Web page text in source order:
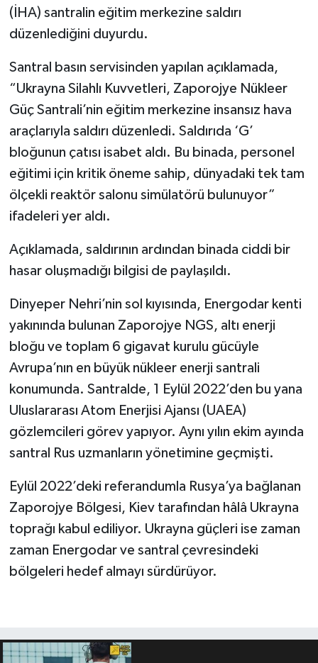
(İHA) santralin eğitim merkezine saldırı
düzenlediğini duyurdu.
Santral basın servisinden yapılan açıklamada,
“Ukrayna Silahlı Kuvvetleri, Zaporojye Nükleer
Güç Santrali’nin eğitim merkezine insansız hava
araçlarıyla saldırı düzenledi. Saldırıda ‘G’
bloğunun çatısı isabet aldı. Bu binada, personel
eğitimi için kritik öneme sahip, dünyadaki tek tam
ölçekli reaktör salonu simülatörü bulunuyor”
ifadeleri yer aldı.
Açıklamada, saldırının ardından binada ciddi bir
hasar oluşmadığı bilgisi de paylaşıldı.
Dinyeper Nehri’nin sol kıyısında, Energodar kenti
yakınında bulunan Zaporojye NGS, altı enerji
bloğu ve toplam 6 gigavat kurulu gücüyle
Avrupa’nın en büyük nükleer enerji santrali
konumunda. Santralde, 1 Eylül 2022’den bu yana
Uluslararası Atom Enerjisi Ajansı (UAEA)
gözlemcileri görev yapıyor. Aynı yılın ekim ayında
santral Rus uzmanların yönetimine geçmişti.
Eylül 2022’deki referandumla Rusya’ya bağlanan
Zaporojye Bölgesi, Kiev tarafından hâlâ Ukrayna
toprağı kabul ediliyor. Ukrayna güçleri ise zaman
zaman Energodar ve santral çevresindeki
bölgeleri hedef almayı sürdürüyor.